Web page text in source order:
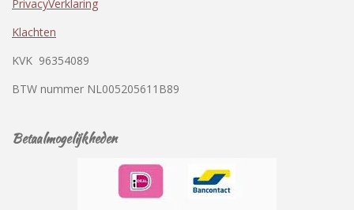
PrivacyVerklaring
Klachten
KVK 96354089
BTW nummer NL005205611B89
Betaalmogelijkheden